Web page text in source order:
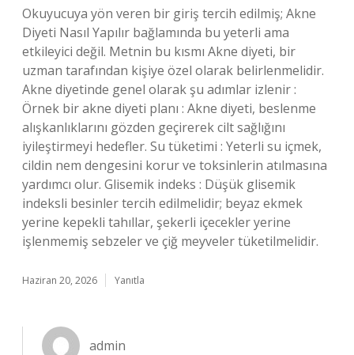
Okuyucuya yön veren bir giriş tercih edilmiş; Akne
Diyeti Nasıl Yapılır bağlamında bu yeterli ama
etkileyici değil. Metnin bu kısmı Akne diyeti, bir
uzman tarafından kişiye özel olarak belirlenmelidir.
Akne diyetinde genel olarak şu adımlar izlenir :
Örnek bir akne diyeti planı : Akne diyeti, beslenme
alışkanlıklarını gözden geçirerek cilt sağlığını
iyileştirmeyi hedefler. Su tüketimi : Yeterli su içmek,
cildin nem dengesini korur ve toksinlerin atılmasına
yardımcı olur. Glisemik indeks : Düşük glisemik
indeksli besinler tercih edilmelidir; beyaz ekmek
yerine kepekli tahıllar, şekerli içecekler yerine
işlenmemiş sebzeler ve çiğ meyveler tüketilmelidir.
Haziran 20, 2026 Yanıtla
admin